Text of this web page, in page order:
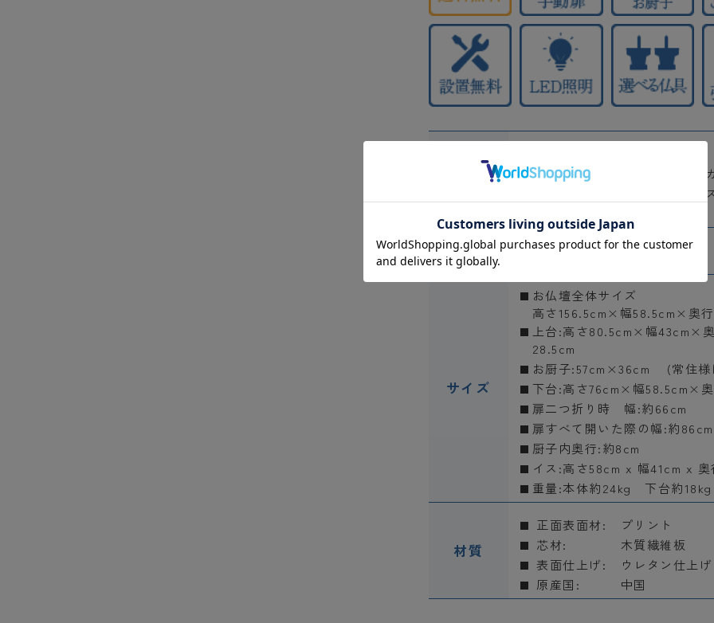
いす式仏壇
アクリル厨子
仏壇専用イ
設置場所
サイズ
お仏壇全体サイズ
高さ156.5cm×幅58.5cm×奥
上台:高さ80.5cm×幅43cm×
28.5cm
お厨子:57cm×36cm
(常住
下台:高さ76cm×幅58.5cm×
扉二つ折り時 幅:約66cm
扉すべて開いた際の幅:約86cm
厨子内奥行:約8cm
イス:高さ58cm x 幅41cm x
重量:本体約24kg 下台約18kg
材質
正面表面材:
プリント
芯材:
木質繊維板
表面仕上げ:
ウレタン仕上げ
原産国:
中国